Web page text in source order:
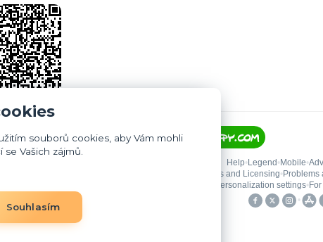
souborů cookies, aby Vám mohli
Vašich zájmů.
Souhlasím